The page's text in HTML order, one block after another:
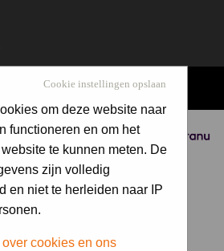
Sponsored by
Cookie instellingen opslaan
om deze website naar
functioneren en om het
te kunnen meten. De
zijn volledig
en niet te herleiden naar IP
cookies en ons
username and
in.